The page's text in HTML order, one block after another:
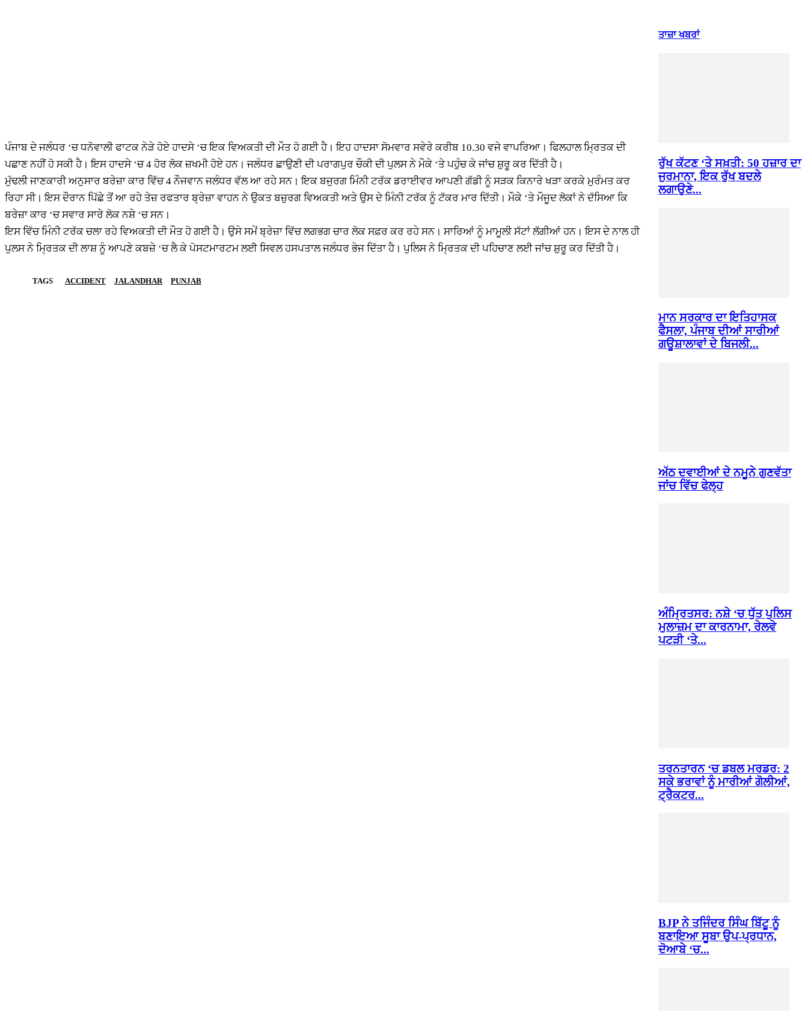
ਪੰਜਾਬ ਦੇ ਜਲੰਧਰ ‘ਚ ਧਨੋਵਾਲੀ ਫਾਟਕ ਨੇੜੇ ਹੋਏ ਹਾਦਸੇ ‘ਚ ਇਕ ਵਿਅਕਤੀ ਦੀ ਮੌਤ ਹੋ ਗਈ ਹੈ। ਇਹ ਹਾਦਸਾ ਸੋਮਵਾਰ ਸਵੇਰੇ ਕਰੀਬ 10.30 ਵਜੇ ਵਾਪਰਿਆ। ਫਿਲਹਾਲ ਮ੍ਰਿਤਕ ਦੀ
ਪਛਾਣ ਨਹੀਂ ਹੋ ਸਕੀ ਹੈ। ਇਸ ਹਾਦਸੇ ‘ਚ 4 ਹੋਰ ਲੋਕ ਜ਼ਖਮੀ ਹੋਏ ਹਨ। ਜਲੰਧਰ ਛਾਉਣੀ ਦੀ ਪਰਾਗਪੁਰ ਚੌਕੀ ਦੀ ਪੁਲਸ ਨੇ ਮੌਕੇ ‘ਤੇ ਪਹੁੰਚ ਕੇ ਜਾਂਚ ਸ਼ੁਰੂ ਕਰ ਦਿੱਤੀ ਹੈ।
ਮੁੱਢਲੀ ਜਾਣਕਾਰੀ ਅਨੁਸਾਰ ਬਰੇਜ਼ਾ ਕਾਰ ਵਿੱਚ 4 ਨੌਜਵਾਨ ਜਲੰਧਰ ਵੱਲ ਆ ਰਹੇ ਸਨ। ਇਕ ਬਜੁਰਗ ਮਿੰਨੀ ਟਰੱਕ ਡਰਾਈਵਰ ਆਪਣੀ ਗੱਡੀ ਨੂੰ ਸੜਕ ਕਿਨਾਰੇ ਖੜਾ ਕਰਕੇ ਮੁਰੰਮਤ ਕਰ
ਰਿਹਾ ਸੀ। ਇਸ ਦੌਰਾਨ ਪਿੱਛੇ ਤੋਂ ਆ ਰਹੇ ਤੇਜ਼ ਰਫਤਾਰ ਬ੍ਰੇਜ਼ਾ ਵਾਹਨ ਨੇ ਉਕਤ ਬਜ਼ੁਰਗ ਵਿਅਕਤੀ ਅਤੇ ਉਸ ਦੇ ਮਿੰਨੀ ਟਰੱਕ ਨੂੰ ਟੱਕਰ ਮਾਰ ਦਿੱਤੀ। ਮੌਕੇ ‘ਤੇ ਮੌਜੂਦ ਲੋਕਾਂ ਨੇ ਦੱਸਿਆ ਕਿ
ਬਰੇਜ਼ਾ ਕਾਰ ‘ਚ ਸਵਾਰ ਸਾਰੇ ਲੋਕ ਨਸ਼ੇ ‘ਚ ਸਨ।
ਇਸ ਵਿੱਚ ਮਿੰਨੀ ਟਰੱਕ ਚਲਾ ਰਹੇ ਵਿਅਕਤੀ ਦੀ ਮੌਤ ਹੋ ਗਈ ਹੈ। ਉਸੇ ਸਮੇਂ ਬ੍ਰੇਜ਼ਾ ਵਿੱਚ ਲਗਭਗ ਚਾਰ ਲੋਕ ਸਫ਼ਰ ਕਰ ਰਹੇ ਸਨ। ਸਾਰਿਆਂ ਨੂੰ ਮਾਮੂਲੀ ਸੱਟਾਂ ਲੱਗੀਆਂ ਹਨ। ਇਸ ਦੇ ਨਾਲ ਹੀ
ਪੁਲਸ ਨੇ ਮ੍ਰਿਤਕ ਦੀ ਲਾਸ਼ ਨੂੰ ਆਪਣੇ ਕਬਜ਼ੇ ‘ਚ ਲੈ ਕੇ ਪੋਸਟਮਾਰਟਮ ਲਈ ਸਿਵਲ ਹਸਪਤਾਲ ਜਲੰਧਰ ਭੇਜ ਦਿੱਤਾ ਹੈ। ਪੁਲਿਸ ਨੇ ਮ੍ਰਿਤਕ ਦੀ ਪਹਿਚਾਣ ਲਈ ਜਾਂਚ ਸ਼ੁਰੂ ਕਰ ਦਿੱਤੀ ਹੈ।
TAGS ACCIDENT JALANDHAR PUNJAB
ਤਾਜ਼ਾ ਖਬਰਾਂ
ਰੁੱਖ ਕੱਟਣ ‘ਤੇ ਸਖ਼ਤੀ: 50 ਹਜ਼ਾਰ ਦਾ
ਜੁਰਮਾਨਾ, ਇਕ ਰੁੱਖ ਬਦਲੇ
ਲਗਾਉਣੇ...
ਮਾਨ ਸਰਕਾਰ ਦਾ ਇਤਿਹਾਸਕ
ਫੈਸਲਾ, ਪੰਜਾਬ ਦੀਆਂ ਸਾਰੀਆਂ
ਗਊਸ਼ਾਲਾਵਾਂ ਦੇ ਬਿਜਲੀ...
ਅੱਠ ਦਵਾਈਆਂ ਦੇ ਨਮੂਨੇ ਗੁਣਵੱਤਾ
ਜਾਂਚ ਵਿੱਚ ਫੇਲ੍ਹ
ਅੰਮ੍ਰਿਤਸਰ: ਨਸ਼ੇ ‘ਚ ਧੁੱਤ ਪੁਲਿਸ
ਮੁਲਾਜ਼ਮ ਦਾ ਕਾਰਨਾਮਾ, ਰੇਲਵੇ
ਪਟੜੀ ‘ਤੇ...
ਤਰਨਤਾਰਨ ‘ਚ ਡਬਲ ਮਰਡਰ: 2
ਸਕੇ ਭਰਾਵਾਂ ਨੂੰ ਮਾਰੀਆਂ ਗੋਲੀਆਂ,
ਟ੍ਰੈਕਟਰ...
BJP ਨੇ ਤਜਿੰਦਰ ਸਿੰਘ ਬਿੱਟੂ ਨੂੰ
ਬਣਾਇਆ ਸੂਬਾ ਉਪ-ਪ੍ਰਧਾਨ,
ਦੋਆਬੇ ‘ਚ...